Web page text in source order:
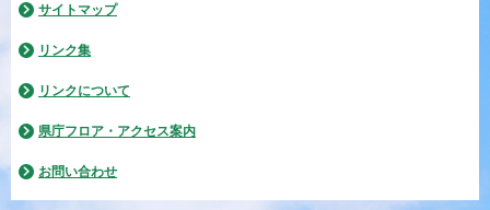
サイトマップ
リンク集
リンクについて
県庁フロア・アクセス案内
お問い合わせ